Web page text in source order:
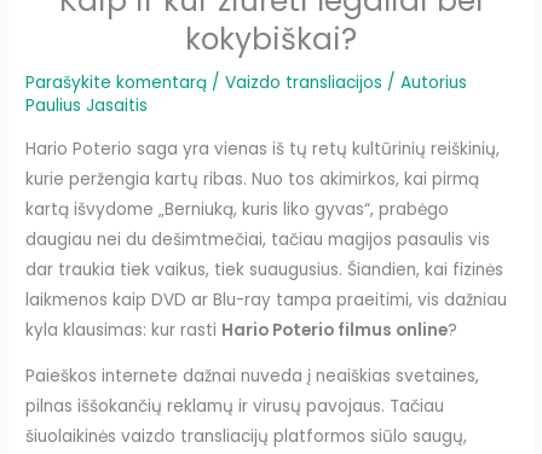
kokybiškai?
Parašykite komentarą /Vaizdo transliacijos / Autorius
Paulius Jasaitis
Hario Poterio saga yra vienas iš tų retų kultūrinių reiškinių,
kurie peržengia kartų ribas. Nuo tos akimirkos, kai pirmą
kartą išvydome „Berniuką, kuris liko gyvas“, prabėgo
daugiau nei du dešimtmečiai, tačiau magijos pasaulis vis
dar traukia tiek vaikus, tiek suaugusius. Šiandien, kai fizinės
laikmenos kaip DVD ar Blu-ray tampa praeitimi, vis dažniau
kyla klausimas: kur rasti Hario Poterio filmus online?
Paieškos internete dažnai nuveda į neaiškias svetaines,
pilnas iššokančių reklamų ir virusų pavojaus. Tačiau
šiuolaikinės vaizdo transliacijų platformos siūlo saugų,